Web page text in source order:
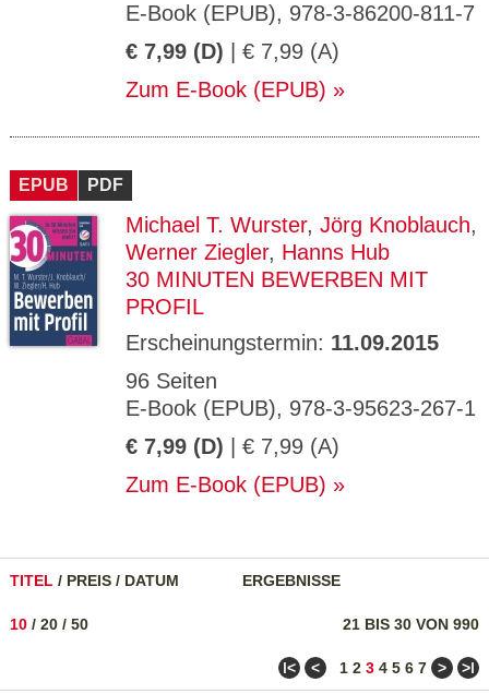
E-Book (EPUB), 978-3-86200-811-7
€ 7,99 (D) | € 7,99 (A)
Zum E-Book (EPUB)
EPUB PDF
Michael T. Wurster, Jörg Knoblauch,
Werner Ziegler, Hanns Hub
30 MINUTEN BEWERBEN MIT
PROFIL
Erscheinungstermin: 11.09.2015
96 Seiten
E-Book (EPUB), 978-3-95623-267-1
€ 7,99 (D) | € 7,99 (A)
Zum E-Book (EPUB)
TITEL / PREIS / DATUM ERGEBNISSE
21 BIS 30 VON 990
10 / 20 / 50
ǀ< < 1 2 3 4 5 6 7 > >ǀ